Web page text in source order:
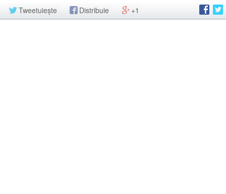
Tweetuiește Distribuie +1